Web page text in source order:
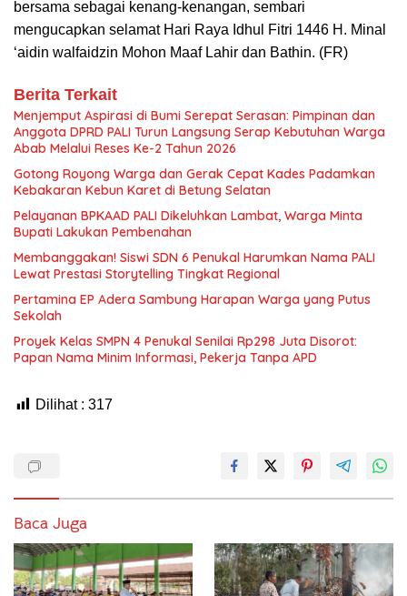
bersama sebagai kenang-kenangan, sembari
mengucapkan selamat Hari Raya Idhul Fitri 1446 H. Minal
‘aidin walfaidzin Mohon Maaf Lahir dan Bathin. (FR)
Berita Terkait
Menjemput Aspirasi di Bumi Serepat Serasan: Pimpinan dan
Anggota DPRD PALI Turun Langsung Serap Kebutuhan Warga
Abab Melalui Reses Ke-2 Tahun 2026
Gotong Royong Warga dan Gerak Cepat Kades Padamkan
Kebakaran Kebun Karet di Betung Selatan
Pelayanan BPKAAD PALI Dikeluhkan Lambat, Warga Minta
Bupati Lakukan Pembenahan
Membanggakan! Siswi SDN 6 Penukal Harumkan Nama PALI
Lewat Prestasi Storytelling Tingkat Regional
Pertamina EP Adera Sambung Harapan Warga yang Putus
Sekolah
Proyek Kelas SMPN 4 Penukal Senilai Rp298 Juta Disorot:
Papan Nama Minim Informasi, Pekerja Tanpa APD
Dilihat : 317
Baca Juga